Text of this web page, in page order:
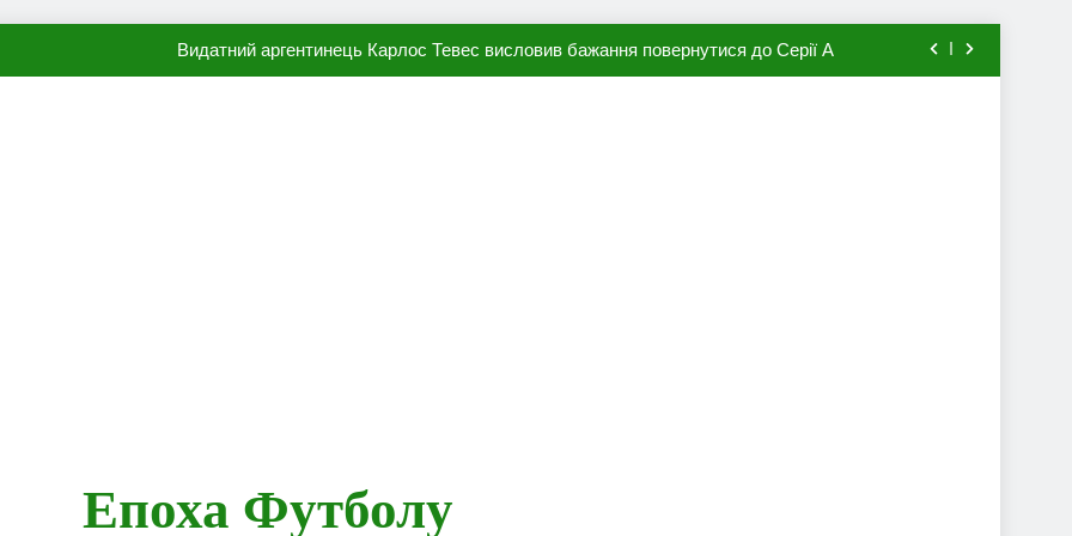
Видатний аргентинець Карлос Тевес висловив бажання повернутися до Серії А
Епоха Футболу